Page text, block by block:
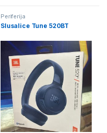
Periferija
Slusalice Tune 520BT